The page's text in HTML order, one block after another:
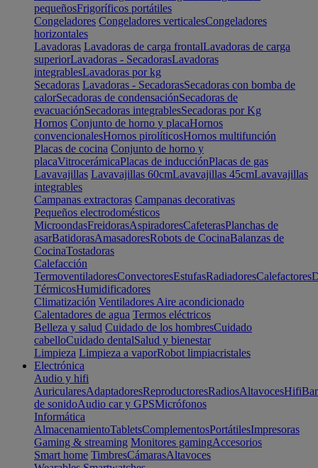
pequeñosFrigoríficos portátiles
Congeladores Congeladores verticalesCongeladores
horizontales
Lavadoras Lavadoras de carga frontalLavadoras de carga
superiorLavadoras - SecadorasLavadoras
integrablesLavadoras por kg
Secadoras Lavadoras - SecadorasSecadoras con bomba de
calorSecadoras de condensaciónSecadoras de
evacuaciónSecadoras integrablesSecadoras por Kg
Hornos Conjunto de horno y placaHornos
convencionalesHornos pirolíticosHornos multifunción
Placas de cocina Conjunto de horno y
placaVitrocerámicaPlacas de inducciónPlacas de gas
Lavavajillas Lavavajillas 60cmLavavajillas 45cmLavavajillas
integrables
Campanas extractoras Campanas decorativas
Pequeños electrodomésticos
MicroondasFreidorasAspiradoresCafeterasPlanchas de
asarBatidorasAmasadoresRobots de CocinaBalanzas de
CocinaTostadoras
Calefacción
TermoventiladoresConvectoresEstufasRadiadoresCalefactores
TérmicosHumidificadores
Climatización Ventiladores Aire acondicionado
Calentadores de agua Termos eléctricos
Belleza y salud Cuidado de los hombresCuidado
cabelloCuidado dentalSalud y bienestar
Limpieza Limpieza a vaporRobot limpiacristales
Electrónica
Audio y hifi
AuricularesAdaptadoresReproductoresRadiosAltavocesHifi
de sonidoAudio car y GPSMicrófonos
Informática
AlmacenamientoTabletsComplementosPortátilesImpresoras
Gaming & streaming Monitores gamingAccesorios
Smart home TimbresCámarasAltavoces